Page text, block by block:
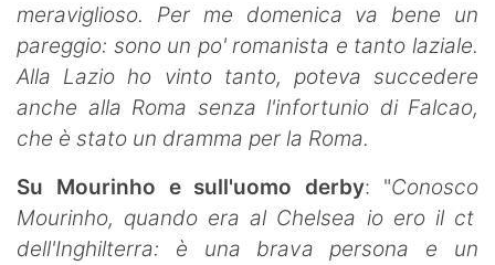
meraviglioso. Per me domenica va bene un
pareggio: sono un po' romanista e tanto laziale.
Alla Lazio ho vinto tanto, poteva succedere
anche alla Roma senza l'infortunio di Falcao,
che è stato un dramma per la Roma.
Su Mourinho e sull'uomo derby: "Conosco
Mourinho, quando era al Chelsea io ero il ct
dell'Inghilterra: è una brava persona e un